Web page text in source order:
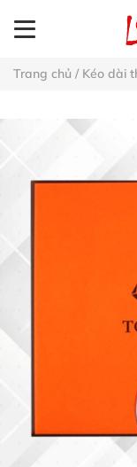
Trang chủ / Kéo dài